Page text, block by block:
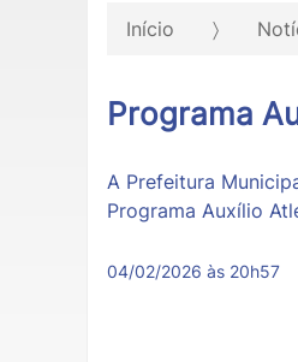
Início
Programa
A Prefeitura
Programa Auxílio
04/02/2026 às 20h57